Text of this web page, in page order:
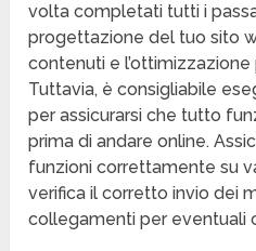
volta completati tutti i
progettazione del tuo sito
contenuti e
Tuttavia, è consigliabile
per assicurarsi che tutto
prima di andare online.
funzioni correttamente su
verifica il corretto invio dei
collegamenti per eventuali